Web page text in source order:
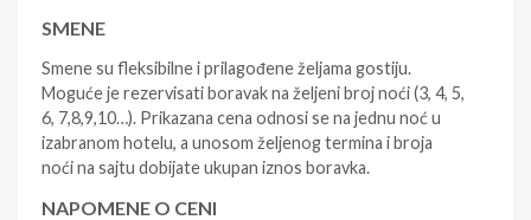
SMENE
Smene su fleksibilne i prilagođene željama gostiju.
Moguće je rezervisati boravak na željeni broj noći (3, 4, 5,
6, 7,8,9,10…). Prikazana cena odnosi se na jednu noć u
izabranom hotelu, a unosom željenog termina i broja
noći na sajtu dobijate ukupan iznos boravka.
NAPOMENE O CENI